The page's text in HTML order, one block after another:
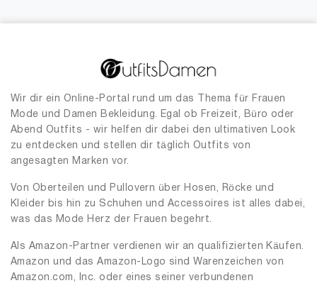
Wir dir ein Online-Portal rund um das Thema für Frauen
Mode und Damen Bekleidung. Egal ob Freizeit, Büro oder
Abend Outfits - wir helfen dir dabei den ultimativen Look
zu entdecken und stellen dir täglich Outfits von
angesagten Marken vor.
Von Oberteilen und Pullovern über Hosen, Röcke und
Kleider bis hin zu Schuhen und Accessoires ist alles dabei,
was das Mode Herz der Frauen begehrt.
Als Amazon-Partner verdienen wir an qualifizierten Käufen.
Amazon und das Amazon-Logo sind Warenzeichen von
Amazon.com, Inc. oder eines seiner verbundenen